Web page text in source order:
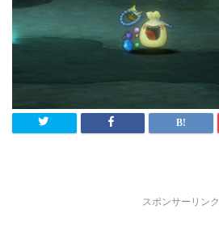
スポンサーリンク